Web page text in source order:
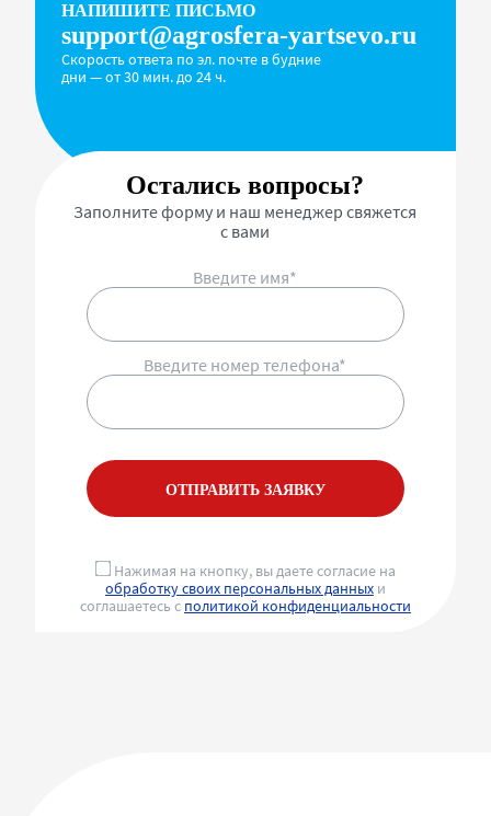
НАПИШИТЕ ПИСЬМО
support@agrosfera-yartsevo.ru
Скорость ответа по эл. почте в будние
дни — от 30 мин. до 24 ч.
Остались вопросы?
Заполните форму и наш менеджер свяжется
с вами
Введите имя*
Введите номер телефона*
ОТПРАВИТЬ ЗАЯВКУ
Нажимая на кнопку, вы даете согласие на
обработку своих персональных данныхи
соглашаетесь с политикой конфиденциальности